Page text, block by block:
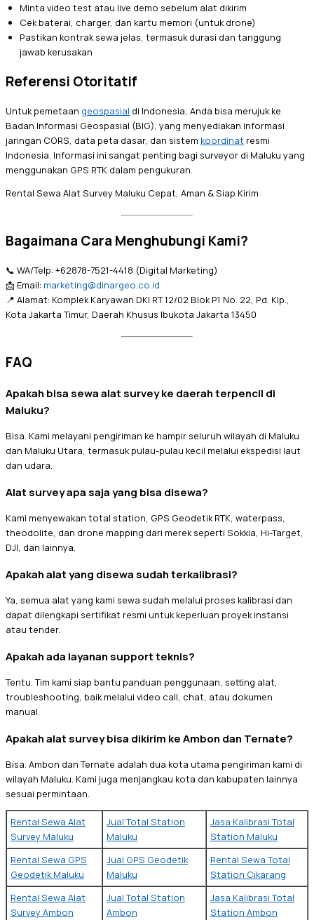
Minta video test atau live demo sebelum alat dikirim
Cek baterai, charger, dan kartu memori (untuk drone)
Pastikan kontrak sewa jelas, termasuk durasi dan tanggung
jawab kerusakan
Referensi Otoritatif
Untuk pemetaan geospasial di Indonesia, Anda bisa merujuk ke
Badan Informasi Geospasial (BIG), yang menyediakan informasi
jaringan CORS, data peta dasar, dan sistem koordinat resmi
Indonesia. Informasi ini sangat penting bagi surveyor di Maluku yang
menggunakan GPS RTK dalam pengukuran.
Rental Sewa Alat Survey Maluku Cepat, Aman & Siap Kirim
Bagaimana Cara Menghubungi Kami?
📞 WA/Telp: +62878-7521-4418 (Digital Marketing)
📩 Email: marketing@dinargeo.co.id
📍 Alamat: Komplek Karyawan DKI RT 12/02 Blok P1 No. 22, Pd. Klp.,
Kota Jakarta Timur, Daerah Khusus Ibukota Jakarta 13450
FAQ
Apakah bisa sewa alat survey ke daerah terpencil di
Maluku?
Bisa. Kami melayani pengiriman ke hampir seluruh wilayah di Maluku
dan Maluku Utara, termasuk pulau-pulau kecil melalui ekspedisi laut
dan udara.
Alat survey apa saja yang bisa disewa?
Kami menyewakan total station, GPS Geodetik RTK, waterpass,
theodolite, dan drone mapping dari merek seperti Sokkia, Hi-Target,
DJI, dan lainnya.
Apakah alat yang disewa sudah terkalibrasi?
Ya, semua alat yang kami sewa sudah melalui proses kalibrasi dan
dapat dilengkapi sertifikat resmi untuk keperluan proyek instansi
atau tender.
Apakah ada layanan support teknis?
Tentu. Tim kami siap bantu panduan penggunaan, setting alat,
troubleshooting, baik melalui video call, chat, atau dokumen
manual.
Apakah alat survey bisa dikirim ke Ambon dan Ternate?
Bisa. Ambon dan Ternate adalah dua kota utama pengiriman kami di
wilayah Maluku. Kami juga menjangkau kota dan kabupaten lainnya
sesuai permintaan.
Rental Sewa Alat
Survey Maluku
Jual Total Station
Maluku
Jasa Kalibrasi Total
Station Maluku
Rental Sewa GPS
Geodetik Maluku
Jual GPS Geodetik
Maluku
Rental Sewa Total
Station Cikarang
Rental Sewa Alat
Survey Ambon
Jual Total Station
Ambon
Jasa Kalibrasi Total
Station Ambon